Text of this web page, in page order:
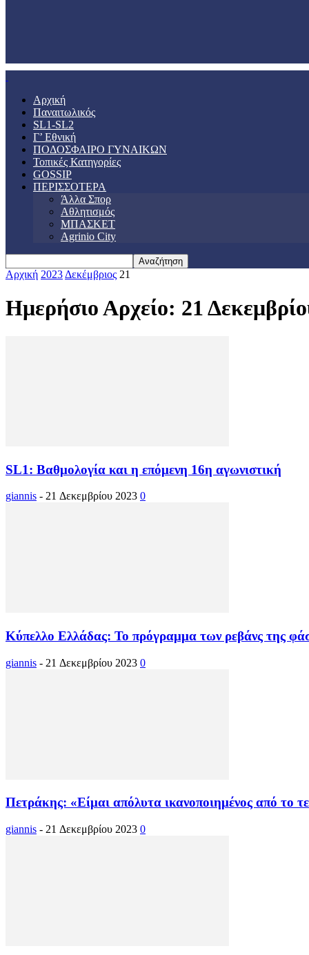
Αρχική
Παναιτωλικός
SL1-SL2
Γ’ Εθνική
ΠΟΔΟΣΦΑΙΡΟ ΓΥΝΑΙΚΩΝ
Τοπικές Κατηγορίες
GOSSIP
ΠΕΡΙΣΣΟΤΕΡΑ
Άλλα Σπορ
Αθλητισμός
ΜΠΑΣΚΕΤ
Agrinio City
Αρχική 2023 Δεκέμβριος 21
Ημερήσιο Αρχείο: 21
SL1: Βαθμολογία και η επόμενη 16η αγωνιστική
giannis - 21 Δεκεμβρίου 2023 0
Κύπελλο Ελλάδας: Το πρόγραμμα των ρεβάνς της
giannis - 21 Δεκεμβρίου 2023 0
Πετράκης: «Είμαι απόλυτα ικανοποιημένος από το
giannis - 21 Δεκεμβρίου 2023 0